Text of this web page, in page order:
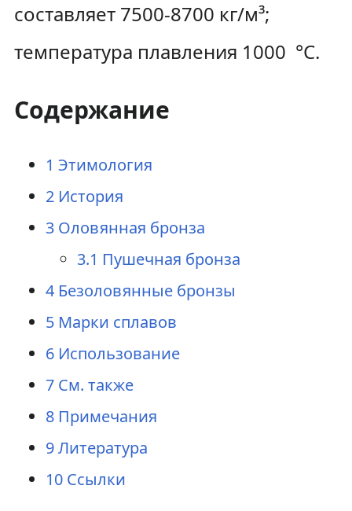
составляет 7500-8700 кг/м³;
температура плавления 1000 °C.
Содержание
1 Этимология
2 История
3 Оловянная бронза
3.1 Пушечная бронза
4 Безоловянные бронзы
5 Марки сплавов
6 Использование
7 См. также
8 Примечания
9Литература
10 Ссылки